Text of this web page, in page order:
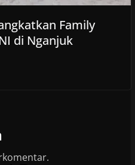
Family
di Nganjuk